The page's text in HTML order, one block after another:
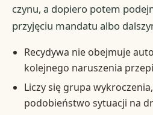
czynu, a dopiero potem
przyjęciu mandatu albo
Recydywa nie obejmuje
kolejnego naruszenia
Liczy się grupa
podobieństwo sytuacji na